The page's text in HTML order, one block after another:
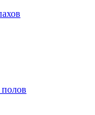
полов